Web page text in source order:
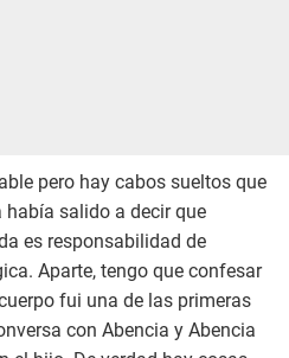
pero hay cabos sueltos que
había salido a decir que
es responsabilidad de
Aparte, tengo que confesar
fui una de las primeras
con Abencia y Abencia